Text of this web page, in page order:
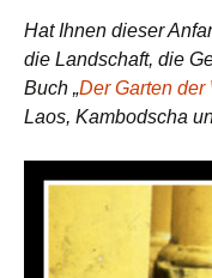
Hat Ihnen dieser
die Landschaft, die
Buch „Der Garten der
Laos, Kambodscha